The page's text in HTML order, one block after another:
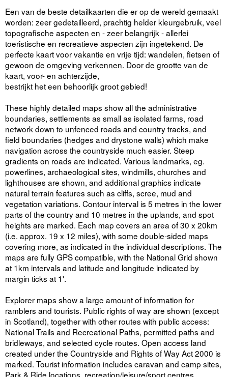
Een van de beste detailkaarten die er op de wereld gemaakt
worden: zeer gedetailleerd, prachtig helder kleurgebruik, veel
topografische aspecten en - zeer belangrijk - allerlei
toeristische en recreatieve aspecten zijn ingetekend. De
perfecte kaart voor vakantie en vrije tijd: wandelen, fietsen of
gewoon de omgeving verkennen. Door de grootte van de
kaart, voor- en achterzijde,
bestrijkt het een behoorlijk groot gebied!
These highly detailed maps show all the administrative
boundaries, settlements as small as isolated farms, road
network down to unfenced roads and country tracks, and
field boundaries (hedges and drystone walls) which make
navigation across the countryside much easier. Steep
gradients on roads are indicated. Various landmarks, eg.
powerlines, archaeological sites, windmills, churches and
lighthouses are shown, and additional graphics indicate
natural terrain features such as cliffs, scree, mud and
vegetation variations. Contour interval is 5 metres in the lower
parts of the country and 10 metres in the uplands, and spot
heights are marked. Each map covers an area of 30 x 20km
(i.e. approx. 19 x 12 miles), with some double-sided maps
covering more, as indicated in the individual descriptions. The
maps are fully GPS compatible, with the National Grid shown
at 1km intervals and latitude and longitude indicated by
margin ticks at 1'.
Explorer maps show a large amount of information for
ramblers and tourists. Public rights of way are shown (except
in Scotland), together with other routes with public access:
National Trails and Recreational Paths, permitted paths and
bridleways, and selected cycle routes. Open access land
created under the Countryside and Rights of Way Act 2000 is
marked. Tourist information includes caravan and camp sites,
Park & Ride locations, recreation/leisure/sport centres,